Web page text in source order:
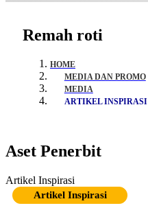
Remah roti
HOME
MEDIA DAN PROMO
MEDIA
ARTIKEL INSPIRASI
Aset Penerbit
Artikel Inspirasi
Artikel Inspirasi